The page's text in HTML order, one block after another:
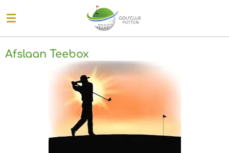
direct
naar
de
hoofdinhoud
Afslaan Teebox